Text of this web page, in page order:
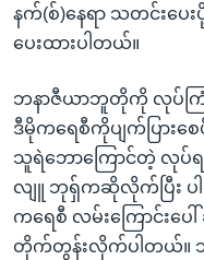
ပင်မ
အ
စာမျက်နှာ
သို့
ကျော်
ကြည့်
ရန်
ရှာဖွေ
ရုပ်ရှင်ထဲက အင်္ဂလိပ်စာ
သုတပဒေသာ အင်္ဂလိပ်စာ
တီဗွီ
ရေဒီယို/တီဗွီအစီအစဉ်
ဗွီအိုအေ လူမှုကွန်ယက်များ
ဘာသာစကားများ
နက်(စ်)နေရာ သတင်းပေ
ပေးထားပါတယ်။
ဘနာဇီယာဘူတိုကို လုပ်ကြံ
ဒီမိုကရေစီကိုပျက်ပြားစ
သူရဲဘောကြောင်တဲ့ လုပ်ရ
လျူ ဘုရှ်ကဆိုလိုက်ပြီး ပါ
ကရေစီ လမ်းကြောင်း
တိုက်တွန်းလိုက်ပါတယ်။ သူ